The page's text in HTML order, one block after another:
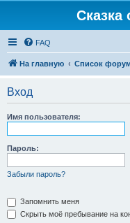
Сказка
FAQ
На главную Список
Вход
Имя пользователя:
Пароль:
Забыли пароль?
Запомнить меня
Скрыть моё пребывание на